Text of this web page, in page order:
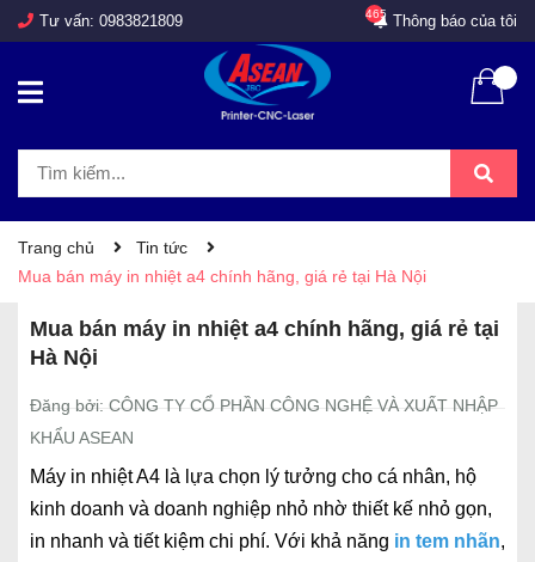
Tư vấn: 0983821809 Thông báo của tôi
465
Trang chủ
Tin tức
Mua bán máy in nhiệt a4 chính hãng, giá rẻ tại Hà Nội
Mua bán máy in nhiệt a4 chính hãng, giá rẻ tại
Hà Nội
Đăng bởi: CÔNG TY CỔ PHẦN CÔNG NGHỆ VÀ XUẤT NHẬP
KHẨU ASEAN
Máy in nhiệt A4 là lựa chọn lý tưởng cho cá nhân, hộ
kinh doanh và doanh nghiệp nhỏ nhờ thiết kế nhỏ gọn,
in nhanh và tiết kiệm chi phí. Với khả năng in tem nhãn,